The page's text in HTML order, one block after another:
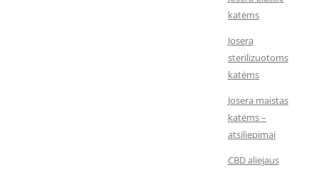
katėms
Josera
sterilizuotoms
katėms
Josera maistas
katėms –
atsiliepimai
CBD aliejaus